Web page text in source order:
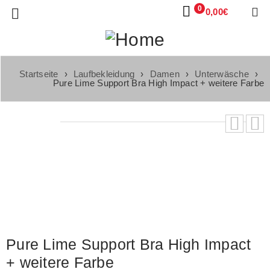
0 0,00€
Startseite › Laufbekleidung › Damen › Unterwäsche
›
Pure Lime Support Bra High Impact + weitere Farbe
Pure Lime Support Bra High Impact
+ weitere Farbe